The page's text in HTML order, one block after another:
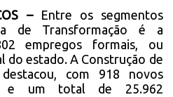
– Entre os segmentos
de Transformação é a
empregos formais, ou
do estado. A Construção de
com 918 novos
e um total de 25.962